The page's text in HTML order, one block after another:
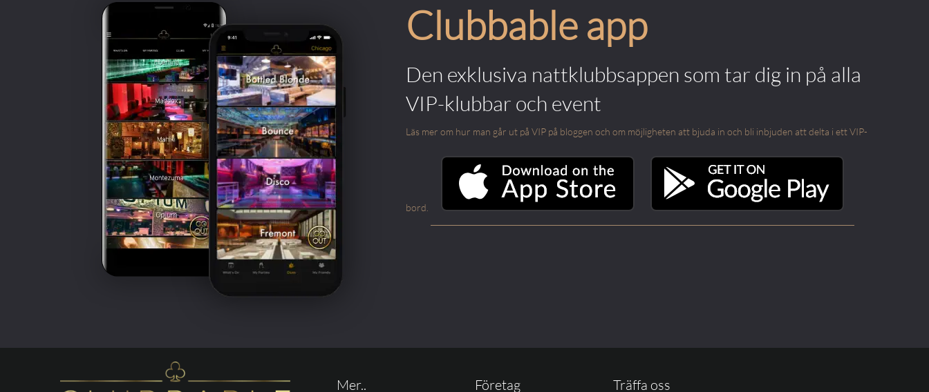
Clubbable app
Den exklusiva nattklubbsappen som tar dig in på alla
VIP-klubbar och event
Läs mer om hur man går ut på VIP på bloggen och om möjligheten att bjuda in och bli inbjuden att delta i ett VIP-
bord.
Mer.. Företag Träffa oss